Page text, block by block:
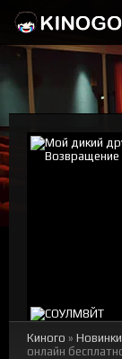
Киного » Новинки
онлайн